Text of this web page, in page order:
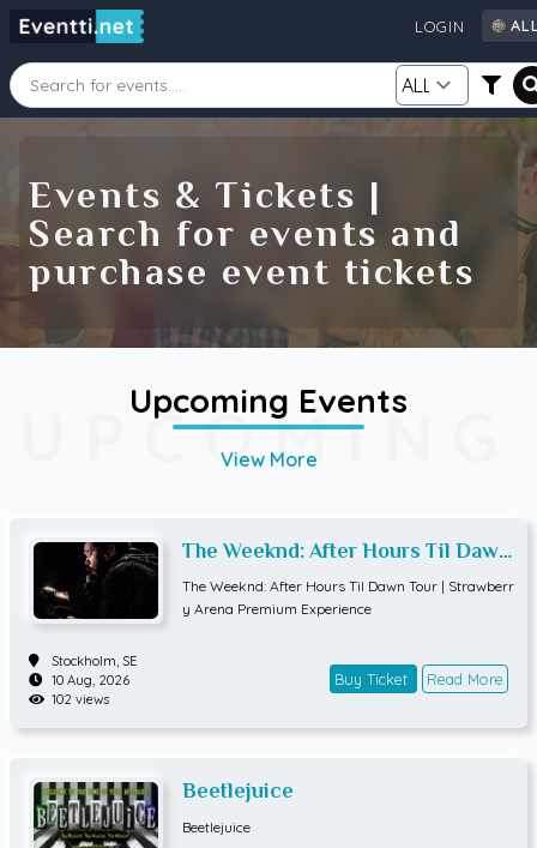
Source
LOGIN
AU
DE
FI
GB
IE
Events & Tickets |
Search for events and
purchase event tickets
UPCOMING
Upcoming Events
View More
The Weeknd: After Hours Til Dawn
Tour | Strawberry Arena Premium
Experience
The Weeknd: After Hours Til Dawn Tour | Strawberr
y Arena Premium Experience
Stockholm, SE
10 Aug, 2026
102 views
Buy Ticket Read More
Beetlejuice
Beetlejuice